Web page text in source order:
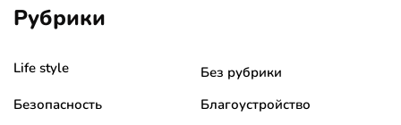
Рубрики
Life style
Без рубрики
Безопасность
Благоустройство